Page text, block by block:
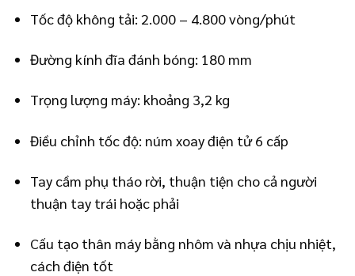
Tốc độ không tải: 2.000 – 4.800 vòng/phút
Đường kính đĩa đánh bóng: 180 mm
Trọng lượng máy: khoảng 3,2 kg
Điều chỉnh tốc độ: núm xoay điện tử 6 cấp
Tay cầm phụ tháo rời, thuận tiện cho cả người
thuận tay trái hoặc phải
Cấu tạo thân máy bằng nhôm và nhựa chịu nhiệt,
cách điện tốt